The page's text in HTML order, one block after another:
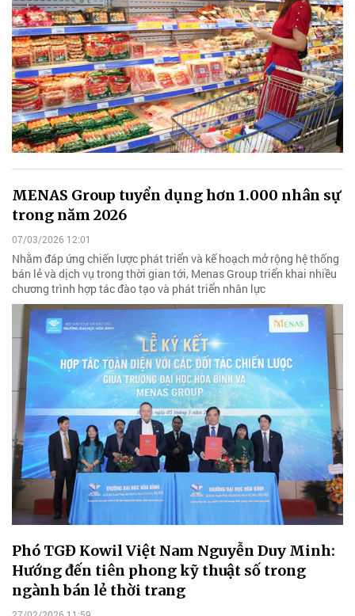
MENAS Group tuyển dụng hơn 1.000 nhân sự
trong năm 2026
07/03/2026 12:01
Nhằm đáp ứng chiến lược phát triển và kế hoạch mở rộng hệ thống
bán lẻ và dịch vụ trong thời gian tới, Menas Group triển khai nhiều
chương trình hợp tác đào tạo và phát triển nhân lực
Phó TGĐ Kowil Việt Nam Nguyễn Duy Minh:
Hướng đến tiên phong kỹ thuật số trong
ngành bán lẻ thời trang